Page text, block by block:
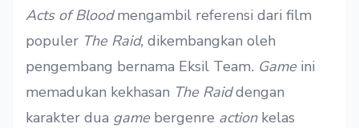
Acts of Bloodmengambil referensi dari film
populer The Raid, dikembangkan oleh
pengembang bernama Eksil Team. Game ini
memadukan kekhasan The Raiddengan
karakter dua game bergenre actionkelas